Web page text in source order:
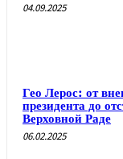
04.09.2025
Гео Лерос: от
президента до
Верховной Раде
06.02.2025